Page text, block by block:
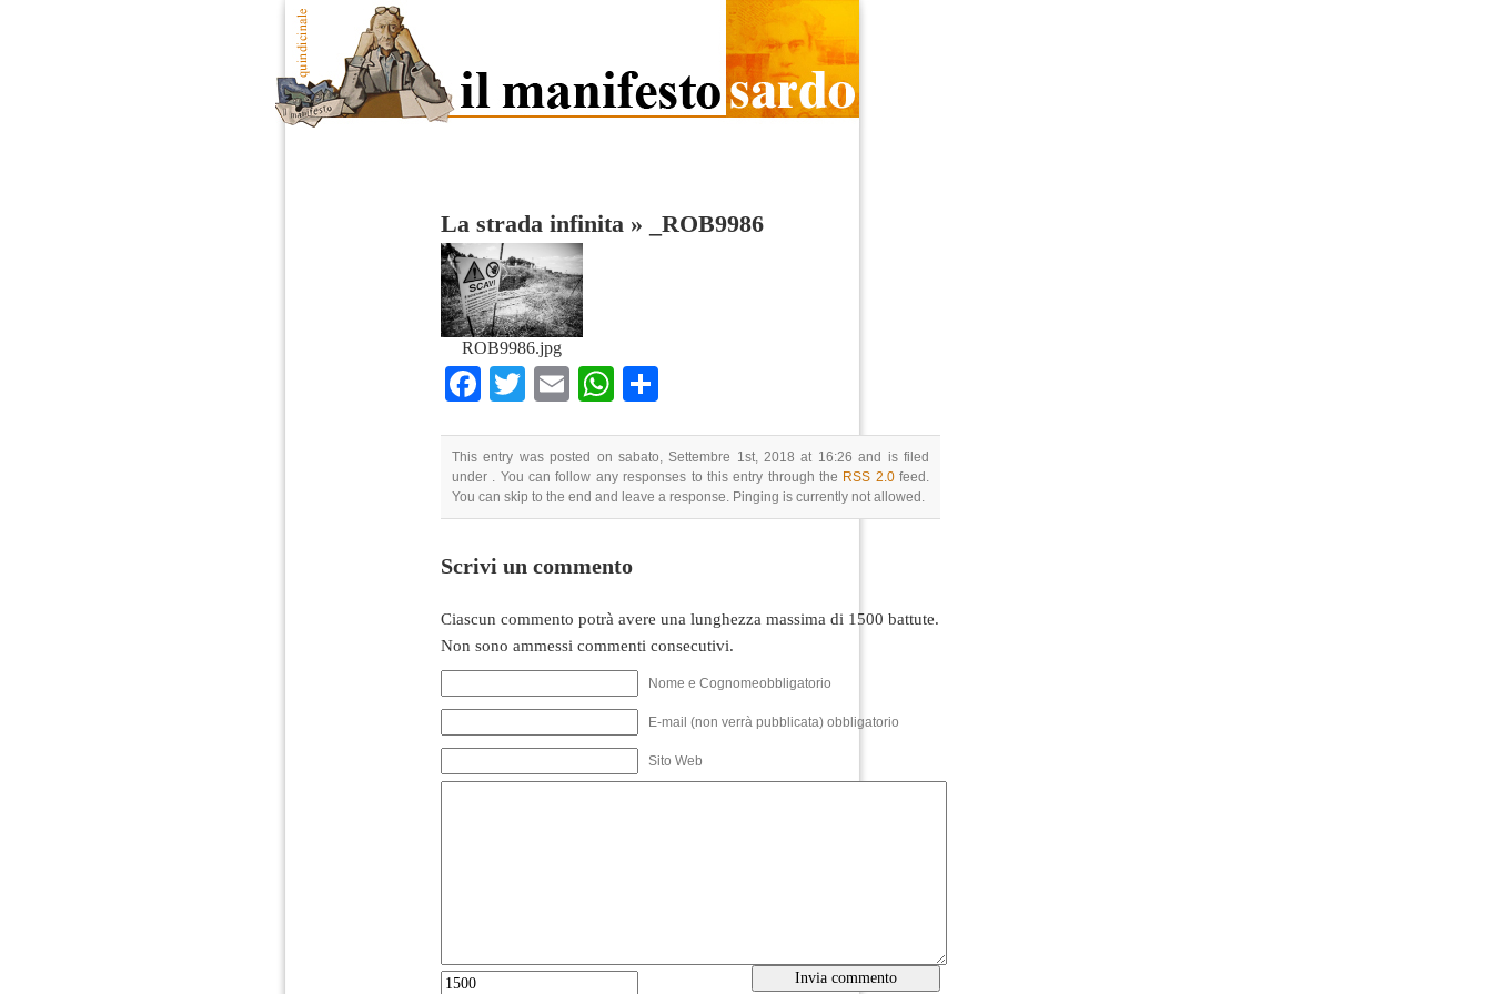
La strada infinita » _ROB9986
ROB9986.jpg
Facebook
TwitterEmailWhatsApp
This entry was posted on sabato, Settembre 1st, 2018 at 16:26 and is filed
under . You can follow any responses to this entry through the RSS 2.0feed.
You can skip to the end and leave a response. Pinging is currently not allowed.
Scrivi un commento
Ciascun commento potrà avere una lunghezza massima di 1500 battute.
Non sono ammessi commenti consecutivi.
Nome e Cognomeobbligatorio
E-mail (non verrà pubblicata) obbligatorio
Sito Web